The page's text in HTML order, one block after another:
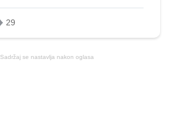
Sadržaj se nastavlja nakon oglasa